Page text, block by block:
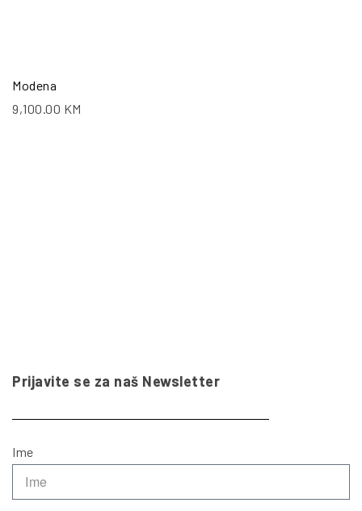
Modena
9,100.00 KM
Prijavite se za naš Newsletter
Ime